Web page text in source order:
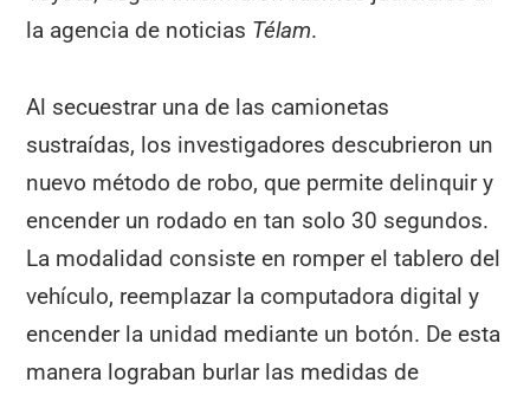
la agencia de noticias Télam.
Al secuestrar una de las camionetas
sustraídas, los investigadores descubrieron un
nuevo método de robo, que permite delinquir y
encender un rodado en tan solo 30 segundos.
La modalidad consiste en romper el tablero del
vehículo, reemplazar la computadora digital y
encender la unidad mediante un botón. De esta
manera lograban burlar las medidas de